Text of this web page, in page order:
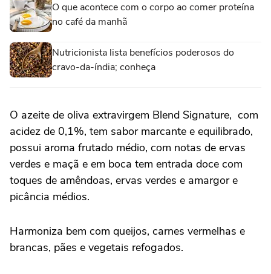
O que acontece com o corpo ao comer proteína
no café da manhã
Nutricionista lista benefícios poderosos do
cravo-da-índia; conheça
O azeite de oliva extravirgem Blend Signature, com
acidez de 0,1%, tem sabor marcante e equilibrado,
possui aroma frutado médio, com notas de ervas
verdes e maçã e em boca tem entrada doce com
toques de amêndoas, ervas verdes e amargor e
picância médios.
Harmoniza bem com queijos, carnes vermelhas e
brancas, pães e vegetais refogados.